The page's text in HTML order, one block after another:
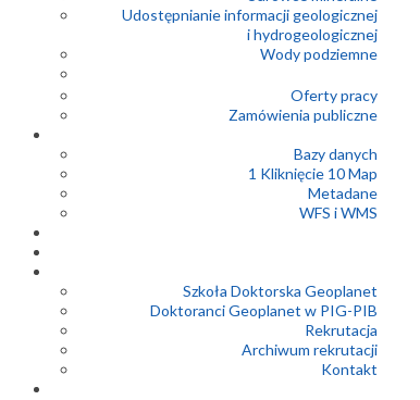
Udostępnianie informacji geologicznej
i hydrogeologicznej
Wody podziemne
Oferty pracy
Zamówienia publiczne
Bazy danych
1 Kliknięcie 10 Map
Metadane
WFS i WMS
Szkoła Doktorska Geoplanet
Doktoranci Geoplanet w PIG-PIB
Rekrutacja
Archiwum rekrutacji
Kontakt